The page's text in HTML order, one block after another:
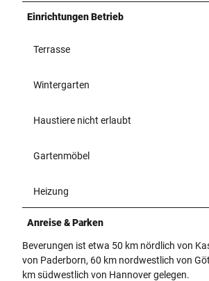
Einrichtungen Betrieb
Terrasse
Wintergarten
Haustiere nicht erlaubt
Gartenmöbel
Heizung
Anreise & Parken
Beverungen ist etwa 50 km nördlich von
von Paderborn, 60 km nordwestlich von
km südwestlich von Hannover gelegen.